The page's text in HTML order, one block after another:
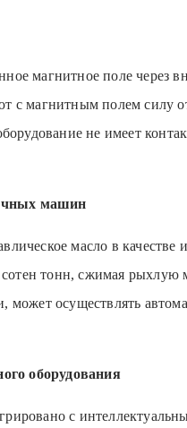
магнитное поле
с магнитным полем силу
не имеет
машин
масло в
тонн, сжимая рыхлую
осуществлять
оборудования
с